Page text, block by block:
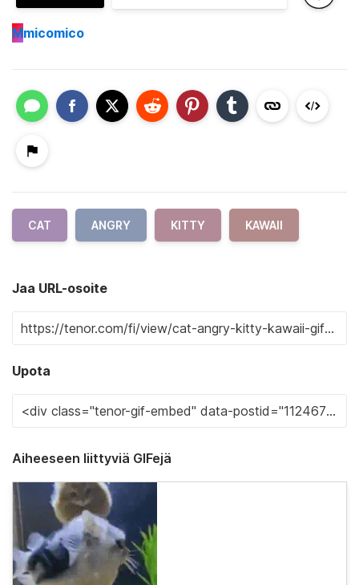
Mmicomico
CAT ANGRY KITTY KAWAII
Jaa URL-osoite
Upota
Aiheeseen liittyviä GIFejä